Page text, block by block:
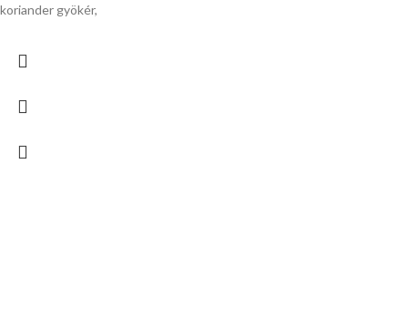
koriander gyökér,